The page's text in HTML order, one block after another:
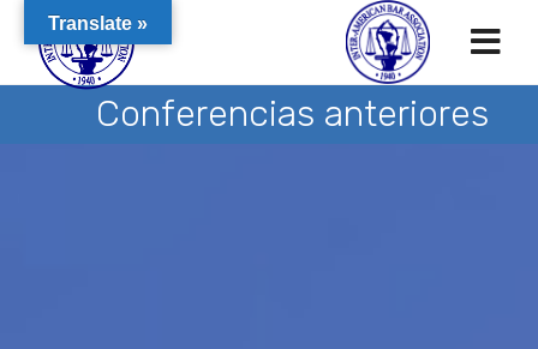
Conferencias anteriores
Translate »